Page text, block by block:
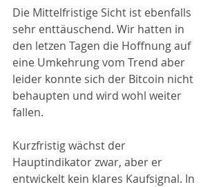
Die Mittelfristige Sicht ist ebenfalls
sehr enttäuschend. Wir hatten in
den letzen Tagen die Hoffnung auf
eine Umkehrung vom Trend aber
leider konnte sich der Bitcoin nicht
behaupten und wird wohl weiter
fallen.
Kurzfristig wächst der
Hauptindikator zwar, aber er
entwickelt kein klares Kaufsignal. In